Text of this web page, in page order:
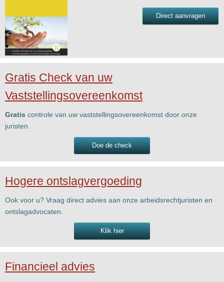
Direct aanvragen
Gratis Check van uw
Vaststellingsovereenkomst
Gratis controle van uw vaststellingsovereenkomst door onze
juristen.
Doe de check
Hogere ontslagvergoeding
Ook voor u? Vraag direct advies aan onze arbeidsrechtjuristen en
ontslagadvocaten.
Klik hier
Financieel advies